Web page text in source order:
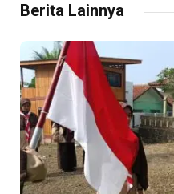
Berita Lainnya